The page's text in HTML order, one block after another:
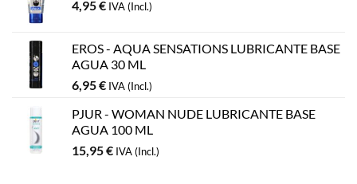
4,95€ IVA (Incl.)
EROS - AQUA SENSATIONS LUBRICANTE BASE
AGUA 30 ML
6,95€ IVA (Incl.)
PJUR - WOMAN NUDE LUBRICANTE BASE
AGUA 100 ML
15,95€ IVA (Incl.)